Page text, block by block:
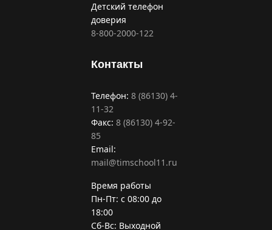
Детский телефон
доверия
8-800-2000-122
Контакты
Телефон: 8 (86130) 4-
11-32
Факс: 8 (86130) 4-92-
85
Email:
mail@timschool11.ru
Время работы
Пн-Пт: с 08:00 до
18:00
Сб-Вс: Выходной